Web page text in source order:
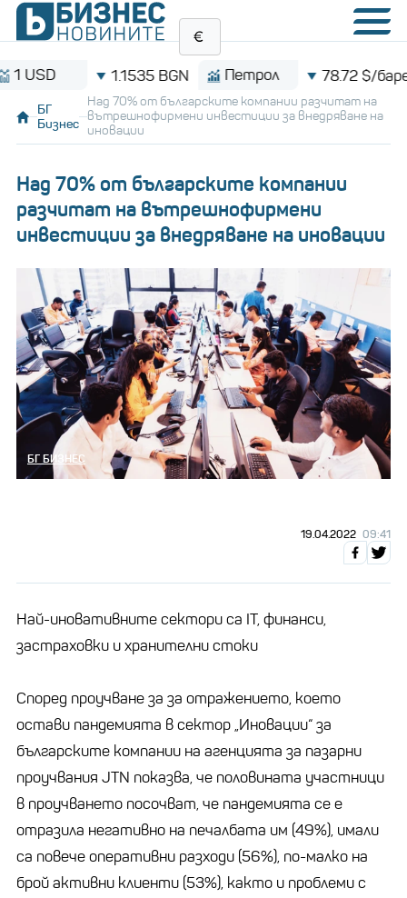
1.1535 BGN Петрол 78.72 $/барел
БГ
Бизнес
Над 70% от българските компании разчитат на
вътрешнофирмени инвестиции за внедряване на
иновации
Над 70% от българските компании
разчитат на вътрешнофирмени
инвестиции за внедряване на иновации
БГ БИЗНЕС
19.04.2022 09:41
Най-иновативните сектори са IT, финанси,
застраховки и хранителни стоки
Според проучване за за отражението, което
остави пандемията в сектор „Иновации“ за
българските компании на агенцията за пазарни
проучвания JTN показва, че половината участници
в проучването посочват, че пандемията се е
отразила негативно на печалбата им (49%), имали
са повече оперативни разходи (56%), по-малко на
брой активни клиенти (53%), както и проблеми с